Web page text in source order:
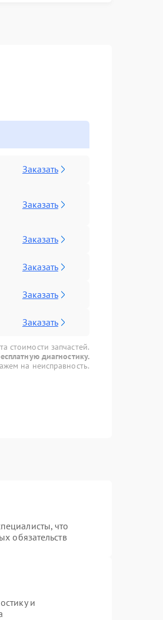
Заказать
Заказать
Заказать
Заказать
Заказать
Заказать
стоимости запчастей.
диагностику.
на неисправность.
что
обязательств
и